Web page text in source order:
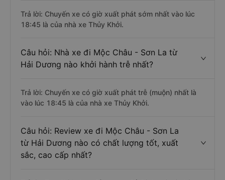
Trả lời: Chuyến xe có giờ xuất phát sớm nhất vào lúc
18:45 là của nhà xe Thủy Khởi.
Câu hỏi: Nhà xe đi Mộc Châu - Sơn La từ
Hải Dương nào khởi hành trễ nhất?
Trả lời: Chuyến xe có giờ xuất phát trễ (muộn) nhất là
vào lúc 18:45 là của nhà xe Thủy Khởi.
Câu hỏi: Review xe đi Mộc Châu - Sơn La
từ Hải Dương nào có chất lượng tốt, xuất
sắc, cao cấp nhất?